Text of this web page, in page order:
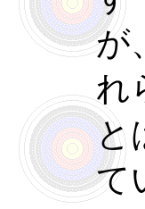
が
れ
と
て